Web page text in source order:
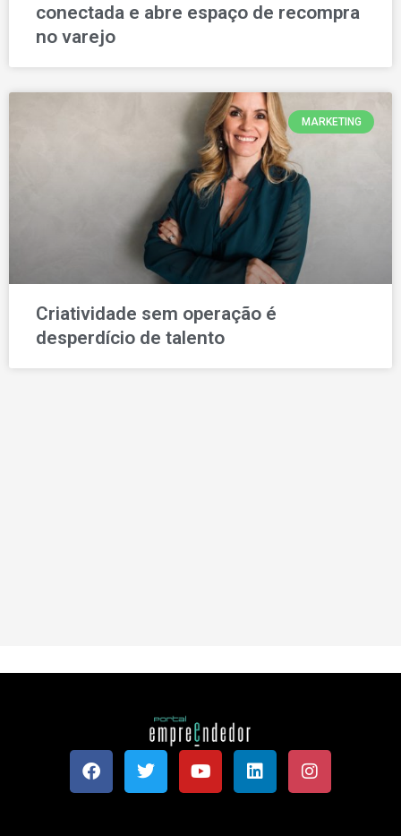
conectada e abre espaço de recompra
no varejo
MARKETING
Criatividade sem operação é
desperdício de talento